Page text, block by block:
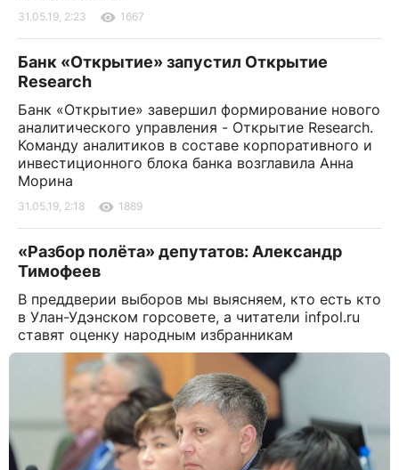
31.05.19, 2:23 1667
Банк «Открытие» запустил Открытие
Research
Банк «Открытие» завершил формирование нового
аналитического управления - Открытие Research.
Команду аналитиков в составе корпоративного и
инвестиционного блока банка возглавила Анна
Морина
31.05.19, 2:18 1889
«Разбор полёта» депутатов: Александр
Тимофеев
В преддверии выборов мы выясняем, кто есть кто
в Улан-Удэнском горсовете, а читатели infpol.ru
ставят оценку народным избранникам